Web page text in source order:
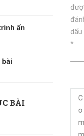
ấn
bài
BÀI
dấu
*